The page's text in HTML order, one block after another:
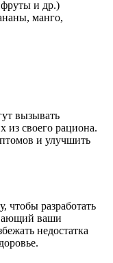
и др.)
манго,
вызывать
из своего рациона.
и улучшить
чтобы разработать
ваши
недостатка